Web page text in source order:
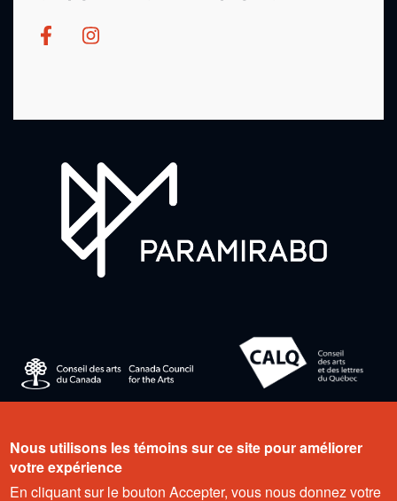
Nous utilisons les témoins sur ce site pour améliorer
votre expérience
En cliquant sur le bouton Accepter, vous nous donnez votre